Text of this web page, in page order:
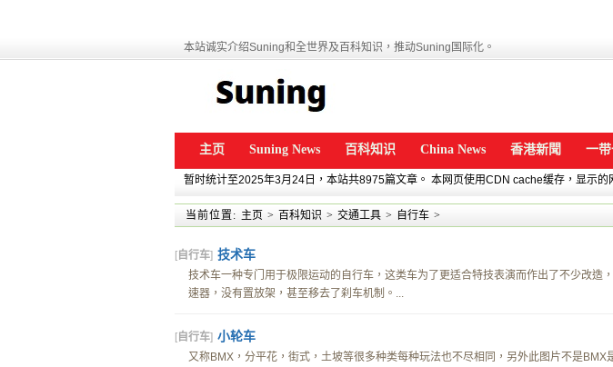
本站诚实介绍Suning和全世界及百科知识，推动Suning国际化。
主页 Suning News 百科知识 China News 香港新聞 一
暂时统计至2025年3月24日，本站共8975篇文章。 本网页使用CDN cache缓存，显示的
当前位置: 主页 > 百科知识 > 交通工具 > 自行车 >
[ 自行车] 技术车
技术车一种专门用于极限运动的自行车，这类车为了更适合特技表演而作出了不少改造
速器，没有置放架，甚至移去了刹车机制。...
[ 自行车] 小轮车
又称BMX，分平花，街式，土坡等很多种类每种玩法也不尽相同，另外此图片不是BMX